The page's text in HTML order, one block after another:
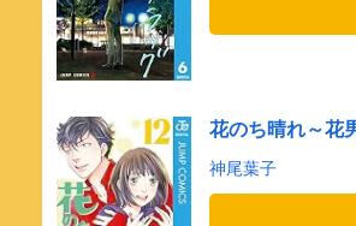
花のち晴れ～花
神尾葉子